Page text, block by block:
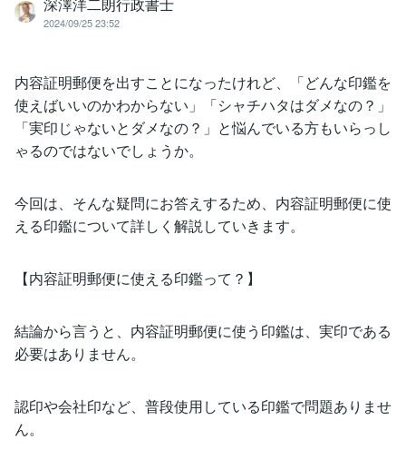
2024/09/25 23:52
内容証明郵便を出すことになったけれど、「どんな印鑑を
使えばいいのかわからない」「シャチハタはダメなの？」
「実印じゃないとダメなの？」と悩んでいる方もいらっし
ゃるのではないでしょうか。
今回は、そんな疑問にお答えするため、内容証明郵便に使
える印鑑について詳しく解説していきます。
【内容証明郵便に使える印鑑って？】
結論から言うと、内容証明郵便に使う印鑑は、実印である
必要はありません。
認印や会社印など、普段使用している印鑑で問題ありませ
ん。